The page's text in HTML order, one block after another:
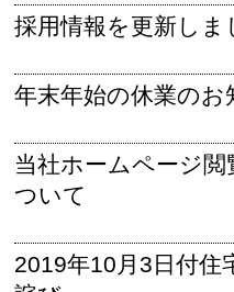
採用情報を更新しま
年末年始の休業のお
当社ホームページ閲
ついて
2019年10月3日付住